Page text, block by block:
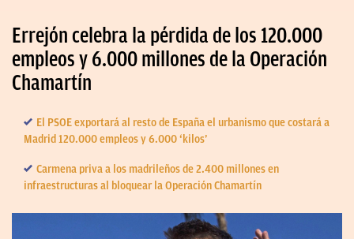
Errejón celebra la pérdida de los 120.000
empleos y 6.000 millones de la Operación
Chamartín
El PSOE exportará al resto de España el urbanismo que costará a
Madrid 120.000 empleos y 6.000 ‘kilos’
Carmena priva a los madrileños de 2.400 millones en
infraestructuras al bloquear la Operación Chamartín